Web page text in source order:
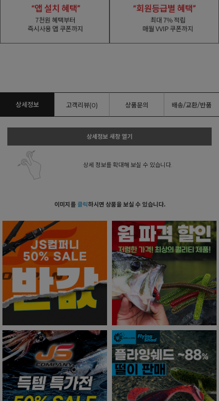
상세정보 고객리뷰(0) 상품문의 배송/교환/반품
상세정보 새창 열기
상세 정보를 확대해 보실 수 있습니다.
이미지를 클릭하시면 상품을 보실 수 있습니다.